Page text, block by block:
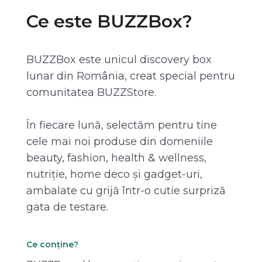
Ce este BUZZBox?
BUZZBox este unicul discovery box
lunar din România, creat special pentru
comunitatea BUZZStore.
În fiecare lună, selectăm pentru tine
cele mai noi produse din domeniile
beauty, fashion, health & wellness,
nutriție, home deco și gadget-uri,
ambalate cu grijă într-o cutie surpriză
gata de testare.
Ce conține?